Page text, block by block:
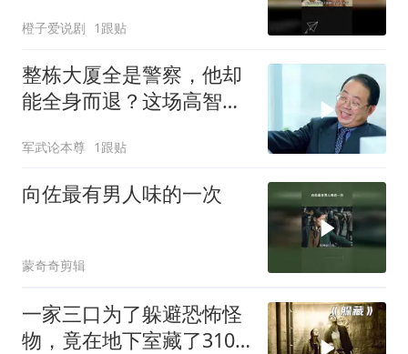
橙子爱说剧 1跟贴
整栋大厦全是警察，他却
能全身而退？这场高智商
军武论本尊 1跟贴
向佐最有男人味的一次
蒙奇奇剪辑
一家三口为了躲避恐怖怪
物，竟在地下室藏了310